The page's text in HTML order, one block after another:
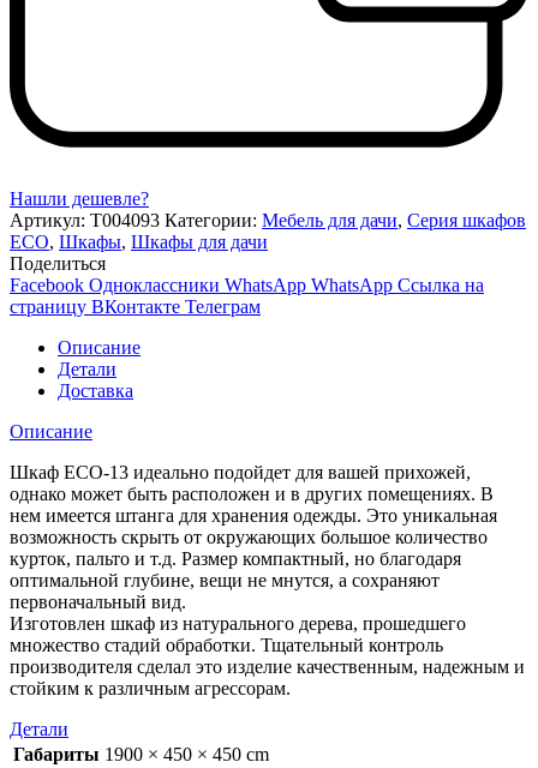
Нашли дешевле?
Артикул: Т004093 Категории: Мебель для дачи, Серия шкафов
ECO, Шкафы, Шкафы для дачи
Поделиться
Facebook Одноклассники WhatsApp WhatsApp Ссылка на
страницу ВКонтакте Телеграм
Описание
Детали
Доставка
Описание
Шкаф ЕСО-13 идеально подойдет для вашей прихожей,
однако может быть расположен и в других помещениях. В
нем имеется штанга для хранения одежды. Это уникальная
возможность скрыть от окружающих большое количество
курток, пальто и т.д. Размер компактный, но благодаря
оптимальной глубине, вещи не мнутся, а сохраняют
первоначальный вид.
Изготовлен шкаф из натурального дерева, прошедшего
множество стадий обработки. Тщательный контроль
производителя сделал это изделие качественным, надежным и
стойким к различным агрессорам.
Детали
Габариты 1900 × 450 × 450 cm